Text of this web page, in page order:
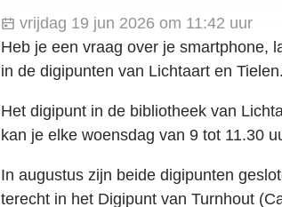
Gepubliceerd op
vrijdag 19 jun 2026 om 11:42 uur
Heb je een vraag over je smartphone,
in de digipunten van Lichtaart en Tielen.
Het digipunt in de bibliotheek van
kan je elke woensdag van 9 tot 11.30
In augustus zijn beide digipunten
terecht in het Digipunt van Turnhout